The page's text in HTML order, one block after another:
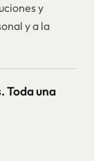
y
y a la
Toda una